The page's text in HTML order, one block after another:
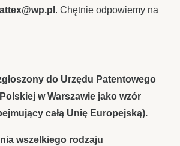
. Chętnie odpowiemy na
do Urzędu Patentowego
w Warszawie jako wzór
całą Unię Europejską).
wszelkiego rodzaju